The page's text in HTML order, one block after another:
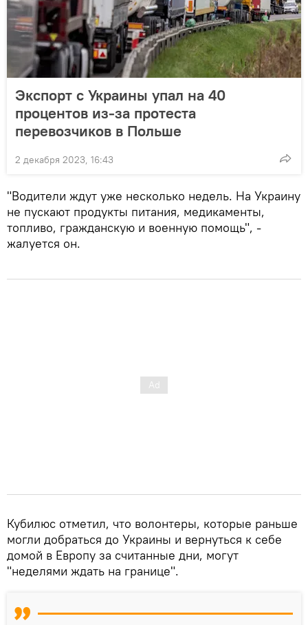
Экспорт с Украины упал на 40
процентов из-за протеста
перевозчиков в Польше
2 декабря 2023, 16:43
"Водители ждут уже несколько недель. На Украину
не пускают продукты питания, медикаменты,
топливо, гражданскую и военную помощь", -
жалуется он.
Кубилюс отметил, что волонтеры, которые раньше
могли добраться до Украины и вернуться к себе
домой в Европу за считанные дни, могут
"неделями ждать на границе".